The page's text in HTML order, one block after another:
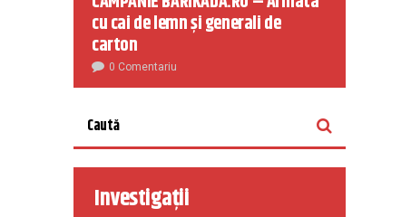
cu cai de lemn și generali de
carton
0 Comentariu
Investigații